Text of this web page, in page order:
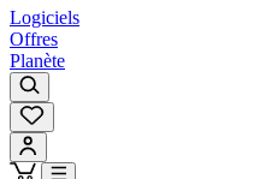
Logiciels
Offres
Planète